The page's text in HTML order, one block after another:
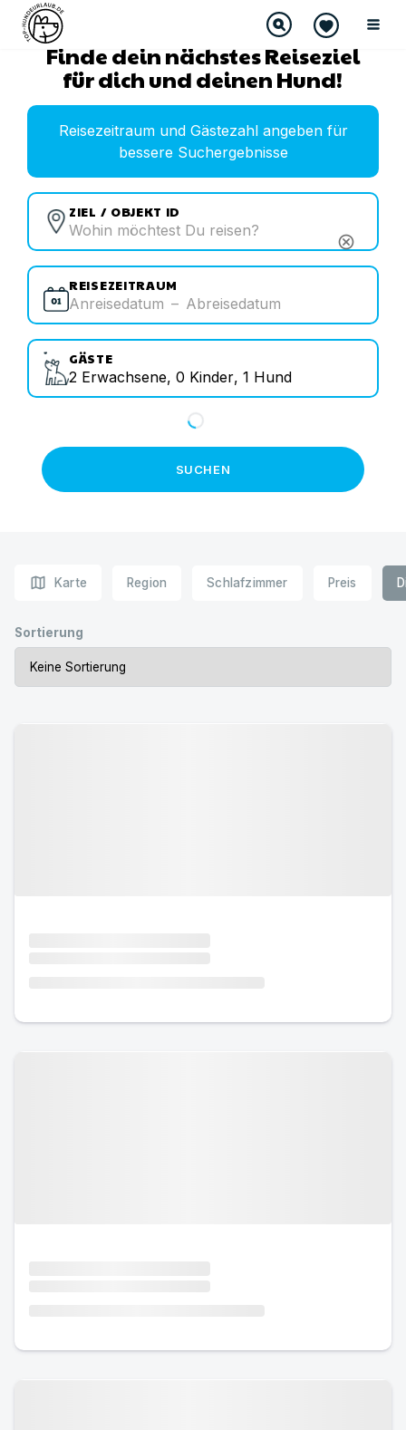
Finde dein nächstes Reiseziel
für dich und deinen Hund!
Reisezeitraum und Gästezahl angeben für
bessere Suchergebnisse
ZIEL / OBJEKT ID
cancel
REISEZEITRAUM
Anreisedatum – Abreisedatum
GÄSTE
2 Erwachsene, 0 Kinder, 1 Hund
SUCHEN
map Karte Region Schlafzimmer Preis
Sortierung